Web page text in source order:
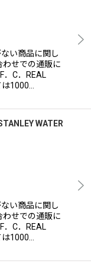
い商品に関し
わせでの通販に
C．REAL
1000…
WATER
い商品に関し
わせでの通販に
C．REAL
1000…